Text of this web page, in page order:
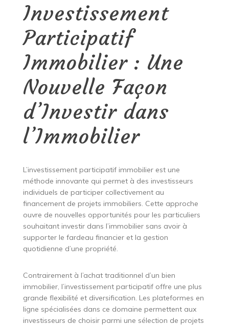
Investissement
Participatif
Immobilier : Une
Nouvelle Façon
d’Investir dans
l’Immobilier
L’investissement participatif immobilier est une
méthode innovante qui permet à des investisseurs
individuels de participer collectivement au
financement de projets immobiliers. Cette approche
ouvre de nouvelles opportunités pour les particuliers
souhaitant investir dans l’immobilier sans avoir à
supporter le fardeau financier et la gestion
quotidienne d’une propriété.
Contrairement à l’achat traditionnel d’un bien
immobilier, l’investissement participatif offre une plus
grande flexibilité et diversification. Les plateformes en
ligne spécialisées dans ce domaine permettent aux
investisseurs de choisir parmi une sélection de projets